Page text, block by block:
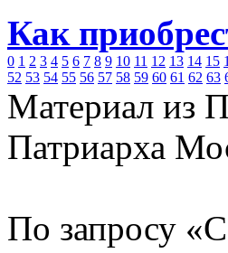
Как
0 1 2 3 4 5 6 7 8 9 10 11 12 13 14 15
52 53 54 55 56 57 58 59 60 61 62 63
Материал из
Патриарха
По запросу